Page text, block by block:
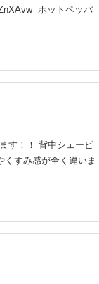
ホットペッパ
す！！ 背中シェービ
すみ感が全く違いま